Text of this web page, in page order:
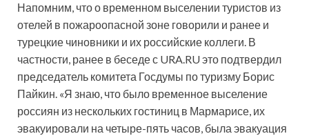
Напомним, что о временном выселении туристов из
отелей в пожароопасной зоне говорили и ранее и
турецкие чиновники и их российские коллеги. В
частности, ранее в беседе с URA.RU это подтвердил
председатель комитета Госдумы по туризму Борис
Пайкин. «Я знаю, что было временное выселение
россиян из нескольких гостиниц в Мармарисе, их
эвакуировали на четыре-пять часов, была эвакуация